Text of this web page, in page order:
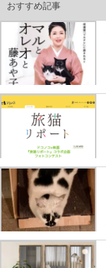
おすすめ記事